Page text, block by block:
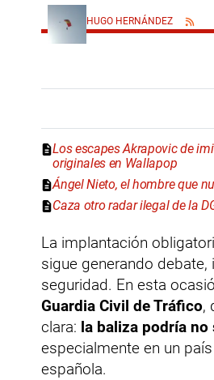
HUGO HERNÁNDEZ
Los escapes Akrapovic de
originales en Wallapop
Ángel Nieto, el hombre que
Caza otro radar ilegal de la
La implantación
sigue generando
seguridad. En esta
Guardia Civil de Tráfico,
clara: la baliza podría
especialmente en un
española.